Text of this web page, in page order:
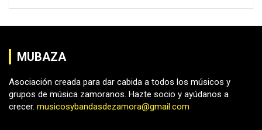
MUBAZA
Asociación creada para dar cabida a todos los músicos y
grupos de música zamoranos. Hazte socio y ayúdanos a
crecer. musicosybandasdezamora@gmail.com